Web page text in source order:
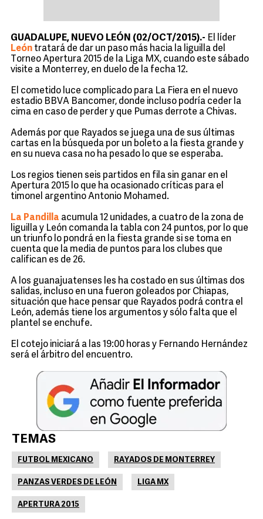
GUADALUPE, NUEVO LEÓN (02/OCT/2015).- El líder
León tratará de dar un paso más hacia la liguilla del
Torneo Apertura 2015 de la Liga MX, cuando este sábado
visite a Monterrey, en duelo de la fecha 12.
El cometido luce complicado para La Fiera en el nuevo
estadio BBVA Bancomer, donde incluso podría ceder la
cima en caso de perder y que Pumas derrote a Chivas.
Además por que Rayados se juega una de sus últimas
cartas en la búsqueda por un boleto a la fiesta grande y
en su nueva casa no ha pesado lo que se esperaba.
Los regios tienen seis partidos en fila sin ganar en el
Apertura 2015 lo que ha ocasionado críticas para el
timonel argentino Antonio Mohamed.
La Pandilla acumula 12 unidades, a cuatro de la zona de
liguilla y León comanda la tabla con 24 puntos, por lo que
un triunfo lo pondrá en la fiesta grande si se toma en
cuenta que la media de puntos para los clubes que
califican es de 26.
A los guanajuatenses les ha costado en sus últimas dos
salidas, incluso en una fueron goleados por Chiapas,
situación que hace pensar que Rayados podrá contra el
León, además tiene los argumentos y sólo falta que el
plantel se enchufe.
El cotejo iniciará a las 19:00 horas y Fernando Hernández
será el árbitro del encuentro.
TEMAS
FUTBOL MEXICANO RAYADOS DE MONTERREY
PANZAS VERDES DE LEÓN LIGA MX
APERTURA 2015